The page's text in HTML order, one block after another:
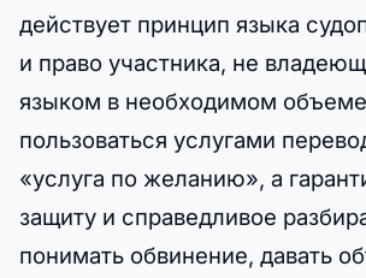
действует принцип языка
и право участника, не
языком в необходимом
пользоваться услугами
«услуга по желанию», а
защиту и справедливое
понимать обвинение, давать